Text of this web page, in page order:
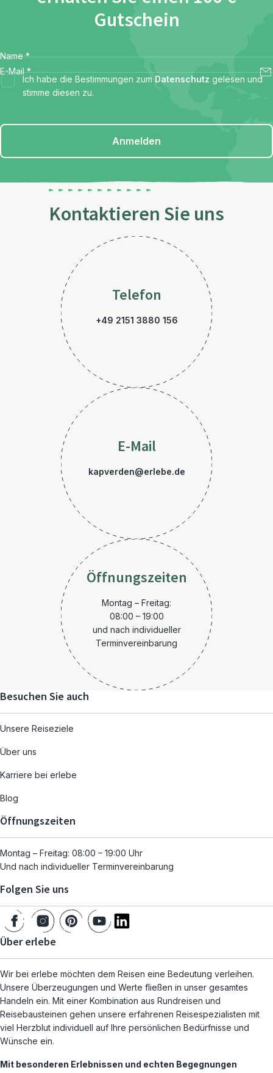
Gutschein
Name *
E-Mail *
Ich habe die Bestimmungen zum Datenschutz gelesen und
stimme diesen zu.
Anmelden
Kontaktieren Sie uns
Telefon
+49 2151 3880 156
E-Mail
kapverden@erlebe.de
Öffnungszeiten
Montag – Freitag:
08:00 – 19:00
und nach individueller
Terminvereinbarung
Besuchen Sie auch
Unsere Reiseziele
Über uns
Karriere bei erlebe
Blog
Öffnungszeiten
Montag – Freitag: 08:00 – 19:00 Uhr
Und nach individueller Terminvereinbarung
Folgen Sie uns
Über erlebe
Wir bei erlebe möchten dem Reisen eine Bedeutung verleihen.
Unsere Überzeugungen und Werte fließen in unser gesamtes
Handeln ein. Mit einer Kombination aus Rundreisen und
Reisebausteinen gehen unsere erfahrenen Reisespezialisten mit
viel Herzblut individuell auf Ihre persönlichen Bedürfnisse und
Wünsche ein.
Mit besonderen Erlebnissen und echten Begegnungen